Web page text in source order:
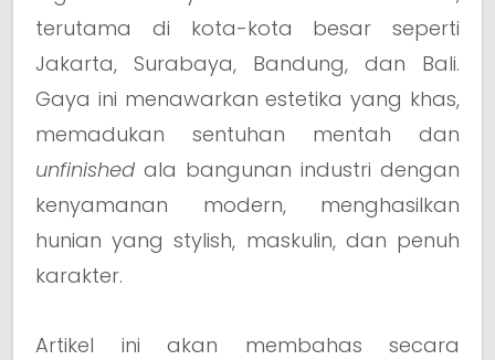
terutama di kota-kota besar seperti
Jakarta, Surabaya, Bandung, dan Bali.
Gaya ini menawarkan estetika yang khas,
memadukan sentuhan mentah dan
unfinished ala bangunan industri dengan
kenyamanan modern, menghasilkan
hunian yang stylish, maskulin, dan penuh
karakter.
Artikel ini akan membahas secara